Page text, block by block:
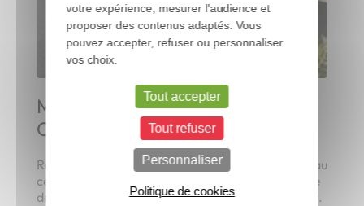
Motif en pavés granit - La
Croixille 53
Réalisation d'un motif (2 carrés) en pavés granit au
centre de la cour. Pavés granit posés en chaînette
devant la maison. Finition en enrobé à chaud noir.
votre expérience, mesurer l'audience et
proposer des contenus adaptés. Vous
pouvez accepter, refuser ou personnaliser
vos choix.
Tout accepter
Tout refuser
Personnaliser
Politique de cookies